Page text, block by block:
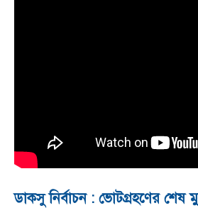
ডাকসু নির্বাচন : ভোটগ্রহণের শেষ